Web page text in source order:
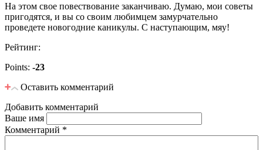
На этом свое повествование заканчиваю. Думаю, мои советы
пригодятся, и вы со своим любимцем замурчательно
проведете новогодние каникулы. С наступающим, мяу!
Рейтинг:
Vote up!
Vote down!
Points: -23
Оставить комментарий
Добавить комментарий
Ваше имя
Комментарий *